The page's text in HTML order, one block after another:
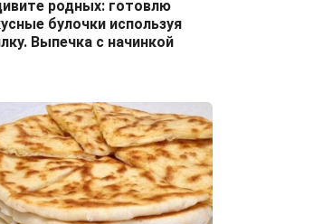
родных: готовлю
булочки используя
Выпечка с начинкой